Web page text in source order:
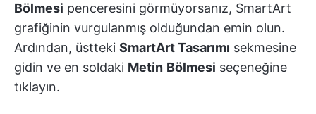
Bölmesi penceresini görmüyorsanız, SmartArt
grafiğinin vurgulanmış olduğundan emin olun.
Ardından, üstteki SmartArt Tasarımı sekmesine
gidin ve en soldaki Metin Bölmesi seçeneğine
tıklayın.